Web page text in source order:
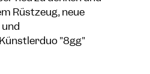
Rüstzeug, neue
"8gg"